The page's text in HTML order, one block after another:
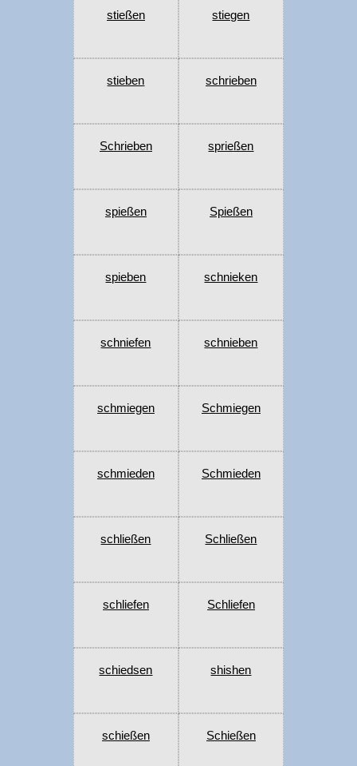
stießen stiegen
stieben schrieben
Schrieben sprießen
spießen Spießen
spieben schnieken
schniefen schnieben
schmiegen Schmiegen
schmieden Schmieden
schließen Schließen
schliefen Schliefen
schiedsen shishen
schießen Schießen